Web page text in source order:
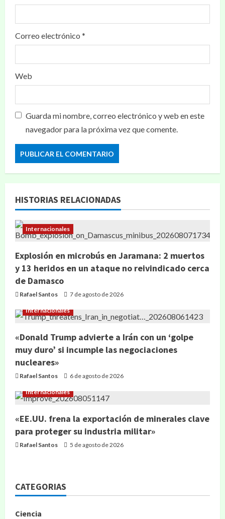
Correo electrónico *
Web
Guarda mi nombre, correo electrónico y web en este
navegador para la próxima vez que comente.
HISTORIAS RELACIONADAS
Internacionales
Explosión en microbús en Jaramana: 2 muertos
y 13 heridos en un ataque no reivindicado cerca
de Damasco
Rafael Santos 7 de agosto de 2026
Internacionales
«Donald Trump advierte a Irán con un ‘golpe
muy duro’ si incumple las negociaciones
nucleares»
Rafael Santos 6 de agosto de 2026
Internacionales
«EE.UU. frena la exportación de minerales clave
para proteger su industria militar»
Rafael Santos 5 de agosto de 2026
CATEGORIAS
Ciencia